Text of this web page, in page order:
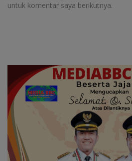
untuk komentar saya berikutnya.